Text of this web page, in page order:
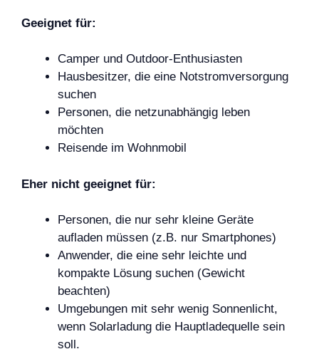
Geeignet für:
Camper und Outdoor-Enthusiasten
Hausbesitzer, die eine Notstromversorgung
suchen
Personen, die netzunabhängig leben
möchten
Reisende im Wohnmobil
Eher nicht geeignet für:
Personen, die nur sehr kleine Geräte
aufladen müssen (z.B. nur Smartphones)
Anwender, die eine sehr leichte und
kompakte Lösung suchen (Gewicht
beachten)
Umgebungen mit sehr wenig Sonnenlicht,
wenn Solarladung die Hauptladequelle sein
soll.